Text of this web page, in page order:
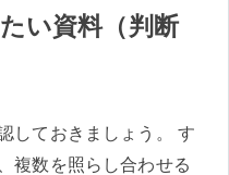
い資料（判断
しておきましょう。 す
複数を照らし合わせる